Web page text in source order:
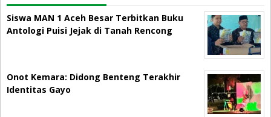
Siswa MAN 1 Aceh Besar Terbitkan Buku
Antologi Puisi Jejak di Tanah Rencong
Onot Kemara: Didong Benteng Terakhir
Identitas Gayo